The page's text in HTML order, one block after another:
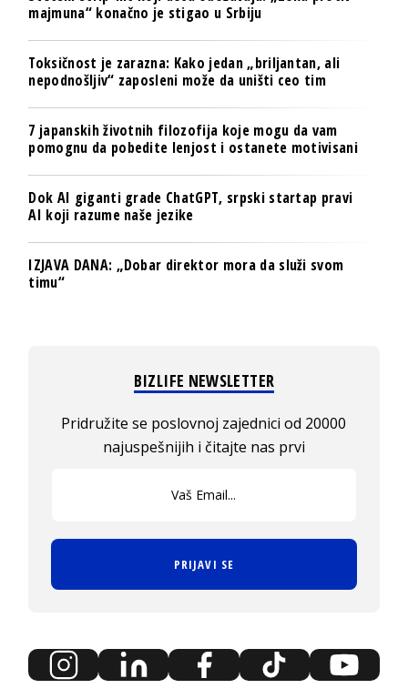
majmuna“ konačno je stigao u Srbiju
Toksičnost je zarazna: Kako jedan „briljantan, ali
nepodnošljiv“ zaposleni može da uništi ceo tim
7 japanskih životnih filozofija koje mogu da vam
pomognu da pobedite lenjost i ostanete motivisani
Dok AI giganti grade ChatGPT, srpski startap pravi
AI koji razume naše jezike
IZJAVA DANA: „Dobar direktor mora da služi svom
timu“
BIZLIFE NEWSLETTER
Pridružite se poslovnoj zajednici od 20000
najuspešnijih i čitajte nas prvi
PRIJAVI SE